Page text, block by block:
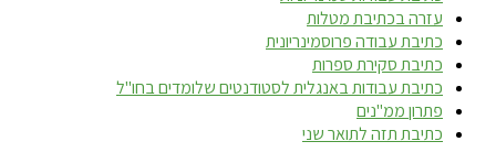
עזרה בכתיבת מטלות
כתיבת עבודה פרוסמינריונית
כתיבת סקירת ספרות
כתיבת עבודות באנגלית לסטודנטים שלומדים בחו"ל
פתרון ממ"נים
כתיבת תזה לתואר שני